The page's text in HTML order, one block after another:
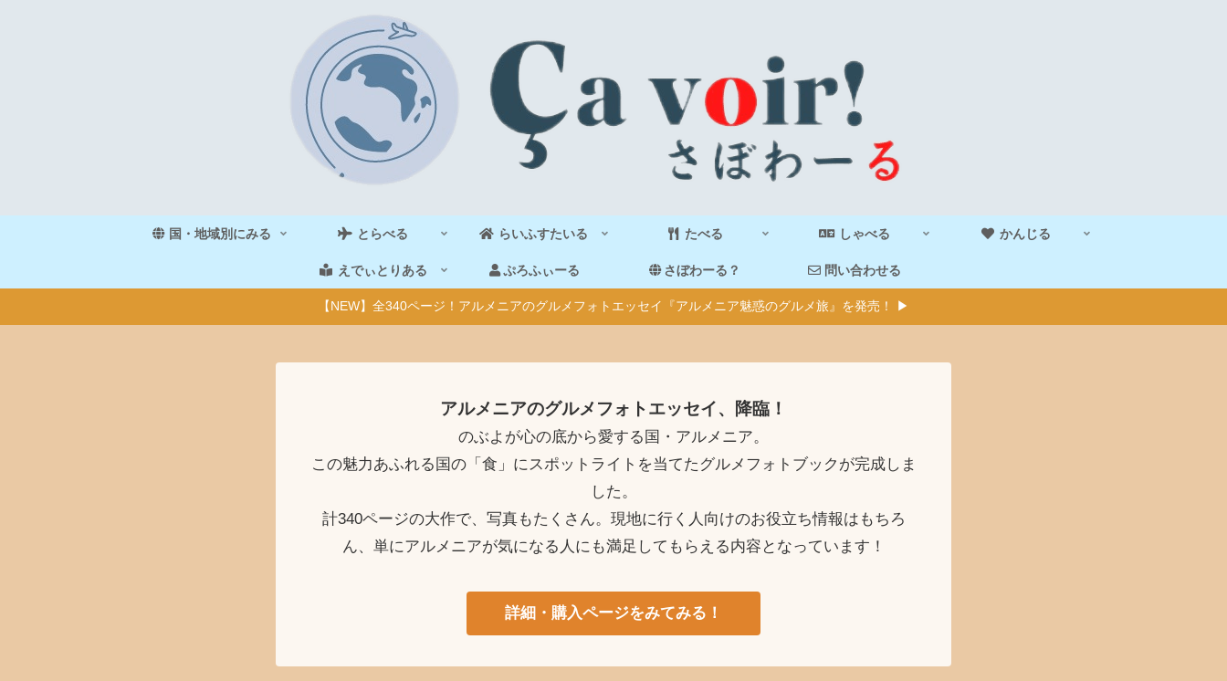
国・地域別にみる とらべる らいふすたいる たべる しゃべる かんじる
えでぃとりある ぷろふぃーる さぼわーる？ 問い合わせる
【NEW】全340ページ！アルメニアのグルメフォトエッセイ『アルメニア魅惑のグルメ旅』を発売！ ▶
アルメニアのグルメフォトエッセイ、降臨！
のぶよが心の底から愛する国・アルメニア。
この魅力あふれる国の「食」にスポットライトを当てたグルメフォトブックが完成しま
した。
計340ページの大作で、写真もたくさん。現地に行く人向けのお役立ち情報はもちろ
ん、単にアルメニアが気になる人にも満足してもらえる内容となっています！
詳細・購入ページをみてみる！